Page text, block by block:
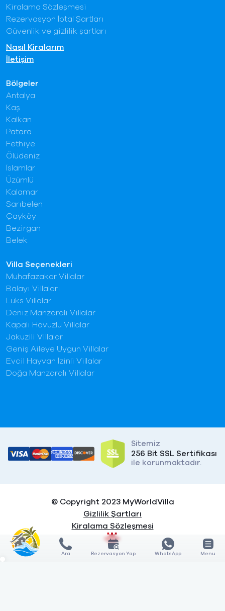
Villa Seçenekleri
Muhafazakar Villalar
Balayı Villaları
Lüks Villalar
Deniz Manzaralı Villalar
Kapalı Havuzlu Villalar
Jakuzili Villalar
Geniş Aileye Uygun Villalar
Evcil Hayvan İzinli Villalar
Doğa Manzaralı Villalar
Bölgeler
Antalya
Kaş
Kalkan
Patara
Fethiye
Ölüdeniz
İslamlar
Üzümlü
Kalamar
Sarıbelen
Çayköy
Bezirgan
Belek
Kiralama Sözleşmesi
Rezervasyon İptal Şartları
Güvenlik ve gizlilik şartları
Nasıl Kiralarım
İletişim
Sitemiz
256 Bit SSL Sertifikası
ile korunmaktadır.
© Copyright 2023 MyWorldVilla
Gizlilik Şartları
Kiralama Sözleşmesi
Ara Rezervasyon Yap WhatsApp Menu